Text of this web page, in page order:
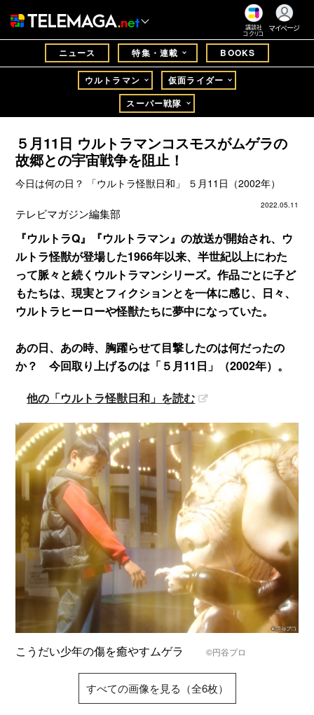
講談社
コクリコ
マイページ
ニュース 特集・連載 BOOKS
ウルトラマン
仮面ライダー
スーパー戦隊
５月11日 ウルトラマンコスモスがムゲラの
故郷との宇宙戦争を阻止！
今日は何の日？ 「ウルトラ怪獣日和」 ５月11日（2002年）
2022.05.11
テレビマガジン編集部
『ウルトラQ』『ウルトラマン』の放送が開始され、ウ
ルトラ怪獣が登場した1966年以来、半世紀以上にわた
って脈々と続くウルトラマンシリーズ。作品ごとに子ど
もたちは、現実とフィクションとを一体に感じ、日々、
ウルトラヒーローや怪獣たちに夢中になっていた。
あの日、あの時、胸躍らせて目撃したのは何だったの
か？ 今回取り上げるのは「５月11日」（2002年）。
他の「ウルトラ怪獣日和」を読む
こうだい少年の傷を癒やすムゲラ©円谷プロ
すべての画像を見る（全6枚）